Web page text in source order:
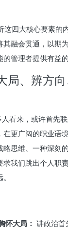
这四大核心要素的
其融会贯通，以期
管理者提供有益的
局、辨方
人看来，或许首先
在更广阔的职业语
略思维、一种深刻
我们跳出个人职责
怀大局： 讲政治首